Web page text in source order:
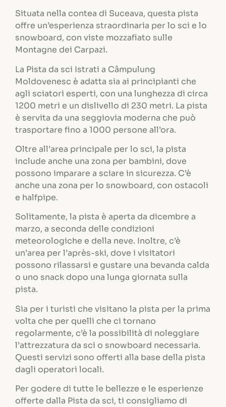
Situata nella contea di Suceava, questa pista
offre un’esperienza straordinaria per lo sci e lo
snowboard, con viste mozzafiato sulle
Montagne dei Carpazi.
La Pista da sci Istrati a Câmpulung
Moldovenesc è adatta sia ai principianti che
agli sciatori esperti, con una lunghezza di circa
1200 metri e un dislivello di 230 metri. La pista
è servita da una seggiovia moderna che può
trasportare fino a 1000 persone all’ora.
Oltre all’area principale per lo sci, la pista
include anche una zona per bambini, dove
possono imparare a sciare in sicurezza. C’è
anche una zona per lo snowboard, con ostacoli
e halfpipe.
Solitamente, la pista è aperta da dicembre a
marzo, a seconda delle condizioni
meteorologiche e della neve. Inoltre, c’è
un’area per l’après-ski, dove i visitatori
possono rilassarsi e gustare una bevanda calda
o uno snack dopo una lunga giornata sulla
pista.
Sia per i turisti che visitano la pista per la prima
volta che per quelli che ci tornano
regolarmente, c’è la possibilità di noleggiare
l’attrezzatura da sci o snowboard necessaria.
Questi servizi sono offerti alla base della pista
dagli operatori locali.
Per godere di tutte le bellezze e le esperienze
offerte dalla Pista da sci, ti consigliamo di